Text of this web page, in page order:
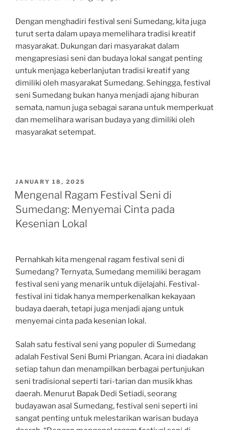
Dengan menghadiri festival seni Sumedang, kita juga
turut serta dalam upaya memelihara tradisi kreatif
masyarakat. Dukungan dari masyarakat dalam
mengapresiasi seni dan budaya lokal sangat penting
untuk menjaga keberlanjutan tradisi kreatif yang
dimiliki oleh masyarakat Sumedang. Sehingga, festival
seni Sumedang bukan hanya menjadi ajang hiburan
semata, namun juga sebagai sarana untuk memperkuat
dan memelihara warisan budaya yang dimiliki oleh
masyarakat setempat.
POSTED
ON
JANUARY 18, 2025
Mengenal Ragam Festival Seni di
Sumedang: Menyemai Cinta pada
Kesenian Lokal
Pernahkah kita mengenal ragam festival seni di
Sumedang? Ternyata, Sumedang memiliki beragam
festival seni yang menarik untuk dijelajahi. Festival-
festival ini tidak hanya memperkenalkan kekayaan
budaya daerah, tetapi juga menjadi ajang untuk
menyemai cinta pada kesenian lokal.
Salah satu festival seni yang populer di Sumedang
adalah Festival Seni Bumi Priangan. Acara ini diadakan
setiap tahun dan menampilkan berbagai pertunjukan
seni tradisional seperti tari-tarian dan musik khas
daerah. Menurut Bapak Dedi Setiadi, seorang
budayawan asal Sumedang, festival seni seperti ini
sangat penting untuk melestarikan warisan budaya